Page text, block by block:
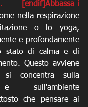
[endif]Abbassa i
nella respirazione
o lo yoga,
e profondamente
stato di calma e di
Questo avviene
concentra sulla
e sull'ambiente
che pensare ai